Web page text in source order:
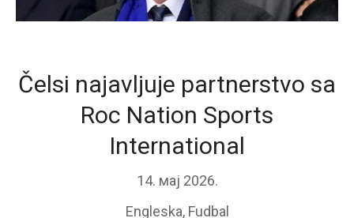
Čelsi najavljuje partnerstvo sa
Roc Nation Sports
International
14. мај 2026.
Engleska, Fudbal